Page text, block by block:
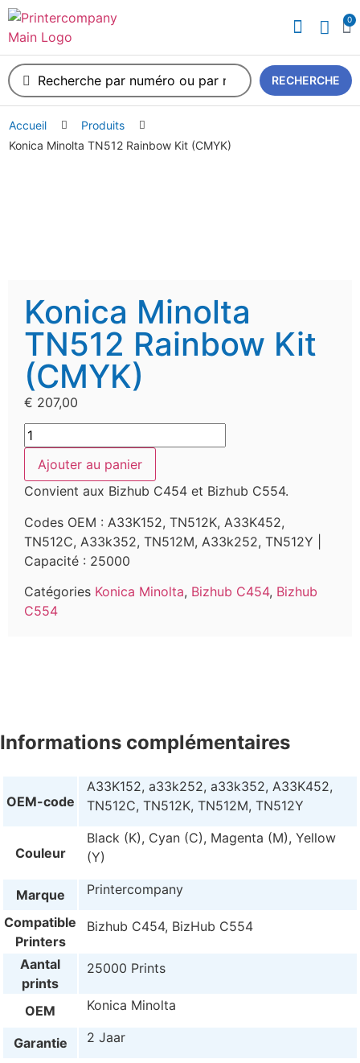
0
RECHERCHE
Accueil
Produits
Konica Minolta TN512 Rainbow Kit (CMYK)
Konica Minolta
TN512 Rainbow Kit
(CMYK)
€ 207,00
Ajouter au panier
Convient aux Bizhub C454 et Bizhub C554.
Codes OEM : A33K152, TN512K, A33K452,
TN512C, A33k352, TN512M, A33k252, TN512Y |
Capacité : 25000
Catégories Konica Minolta, Bizhub C454, Bizhub
C554
Informations complémentaires
OEM-code
A33K152, a33k252, a33k352, A33K452,
TN512C, TN512K, TN512M, TN512Y
Couleur
Black (K), Cyan (C), Magenta (M), Yellow
(Y)
Marque Printercompany
Compatible
Printers
Bizhub C454, BizHub C554
Aantal
prints
25000 Prints
OEM Konica Minolta
Garantie 2 Jaar